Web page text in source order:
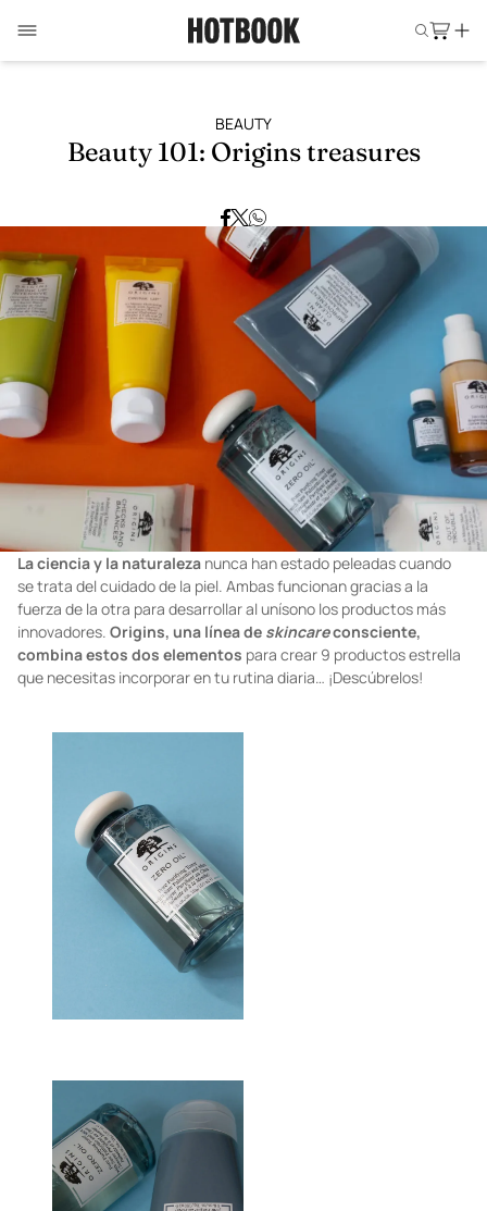
BEAUTY
Beauty 101: Origins treasures
La ciencia y la naturaleza nunca han estado peleadas cuando
se trata del cuidado de la piel. Ambas funcionan gracias a la
fuerza de la otra para desarrollar al unísono los productos más
innovadores. Origins, una línea de skincareconsciente,
combina estos dos elementos para crear 9 productos estrella
que necesitas incorporar en tu rutina diaria… ¡Descúbrelos!